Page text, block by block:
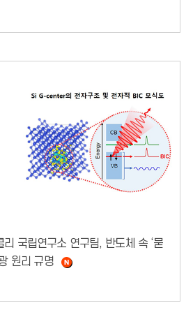
리 국립연구소 연구팀, 반도체 속 ‘묻
원리 규명